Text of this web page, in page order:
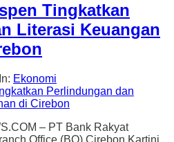
Tingkatkan
Literasi Keuangan
In: Ekonomi
– PT Bank Rakyat